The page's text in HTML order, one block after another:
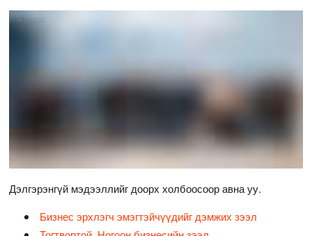
Дэлгэрэнгүй мэдээллийг доорх холбоосоор авна уу.
Бизнес эрхлэгч эмэгтэйчүүдийг дэмжих зээл